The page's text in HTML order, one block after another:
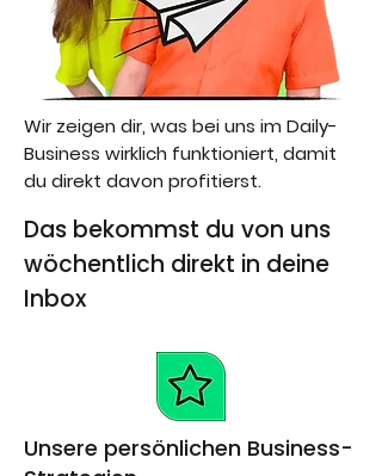
Wir zeigen dir, was bei uns im Daily-
Business wirklich funktioniert, damit
du direkt davon profitierst.
Das bekommst du von uns
wöchentlich direkt in deine
Inbox
Unsere persönlichen Business-